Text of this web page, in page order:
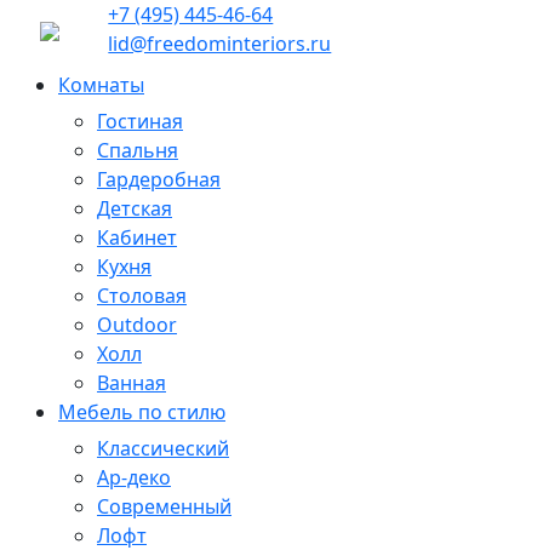
+7 (495) 445-46-64
lid@freedominteriors.ru
Комнаты
Гостиная
Спальня
Гардеробная
Детская
Кабинет
Кухня
Столовая
Outdoor
Холл
Ванная
Мебель по стилю
Классический
Ар-деко
Современный
Лофт